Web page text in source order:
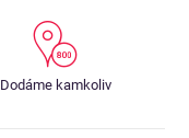
Dodáme kamkoliv